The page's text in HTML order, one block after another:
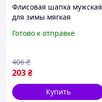
Флисовая шапка мужская
для зимы мягкая
повседневной носки
Готово к отправке
203₴
406 ₴
Купить